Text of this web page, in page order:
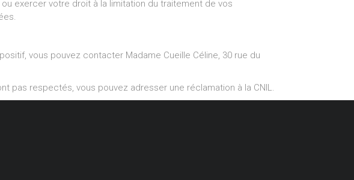
exercer votre droit à la limitation du traitement de vos
vous pouvez contacter Madame Cueille Céline, 30 rue du
pas respectés, vous pouvez adresser une réclamation à la CNIL.